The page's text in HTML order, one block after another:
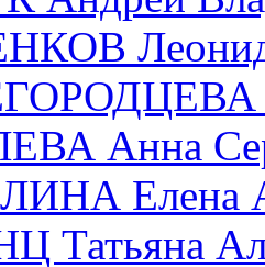
Леонид
Анна
Елена
Татьяна